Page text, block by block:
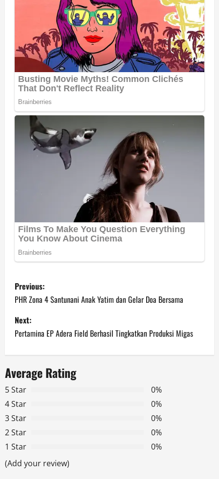
P
o
s
t
a
v
i
g
a
Previous:
PHR Zona 4 Santunani Anak Yatim dan Gelar Doa Bersama
Next:
Pertamina EP Adera Field Berhasil Tingkatkan Produksi Migas
Average Rating
5 Star
0%
4 Star
0%
3 Star
0%
2 Star
0%
1 Star
0%
(Add your review)